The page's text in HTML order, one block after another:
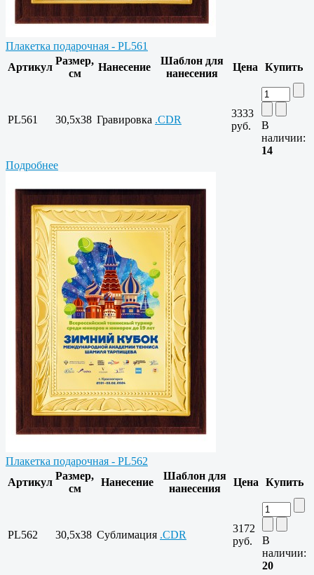
Плакетка подарочная - PL561
Артикул
Размер,
см
Нанесение
Шаблон для
нанесения
Цена Купить
PL561 30,5x38 Гравировка .CDR
3333
руб.
В
наличии:
14
Подробнее
Плакетка подарочная - PL562
Артикул
Размер,
см
Нанесение
Шаблон для
нанесения
Цена Купить
PL562 30,5x38 Сублимация .CDR
3172
руб.
В
наличии:
20